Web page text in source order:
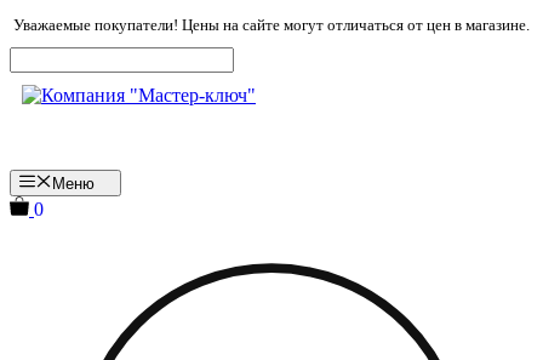
Перейти
к
содержимому
Уважаемые покупатели! Цены на сайте могут отличаться от цен в магазине.
Меню
0